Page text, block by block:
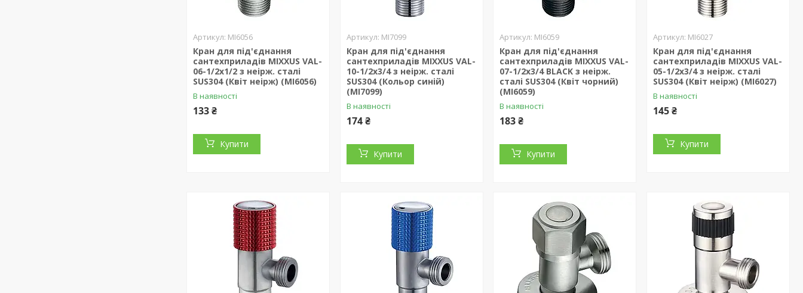
MI6056
Кран для під'єднання
сантехприладів MIXXUS VAL-
06-1/2x1/2 з неірж. сталі
SUS304 (Квіт неірж) (MI6056)
В наявності
133 ₴
Купити
MI7099
Кран для під'єднання
сантехприладів MIXXUS VAL-
10-1/2x3/4 з неірж. сталі
SUS304 (Кольор синій)
(MI7099)
В наявності
174 ₴
Купити
MI6059
Кран для під'єднання
сантехприладів MIXXUS VAL-
07-1/2x3/4 BLACK з неірж.
сталі SUS304 (Квіт чорний)
(MI6059)
В наявності
183 ₴
Купити
MI6027
Кран для під'єднання
сантехприладів MIXXUS VAL-
05-1/2x3/4 з неірж. сталі
SUS304 (Квіт неірж) (MI6027)
В наявності
145 ₴
Купити